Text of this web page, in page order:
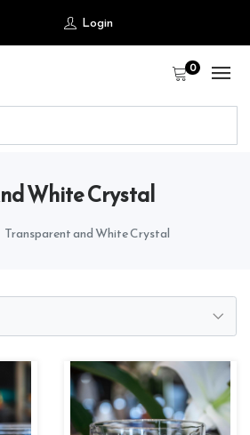
Login
0
White Crystal
Transparent and White Crystal